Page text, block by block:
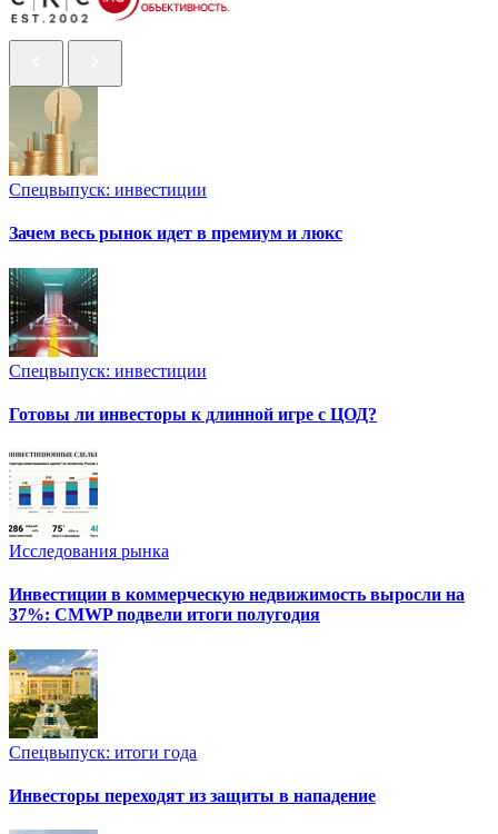
Спецвыпуск: инвестиции
Зачем весь рынок идет в премиум и люкс
Спецвыпуск: инвестиции
Готовы ли инвесторы к длинной игре с ЦОД?
Исследования рынка
Инвестиции в коммерческую недвижимость выросли на
37%: CMWP подвели итоги полугодия
Спецвыпуск: итоги года
Инвесторы переходят из защиты в нападение